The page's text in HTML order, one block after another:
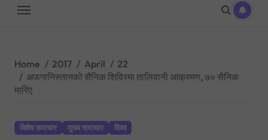
Home 2017 April
22
अफगानिस्तानको सैनिक शिविरमा तालिवानी आक्रमण, ७० सैनिक
मारिए
बिशेष समाचार मुख्य समाचार विश्व